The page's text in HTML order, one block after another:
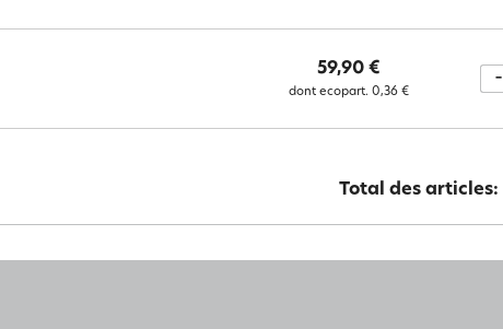
59,90 €
dont ecopart. 0,36 €
-
Total des articles: